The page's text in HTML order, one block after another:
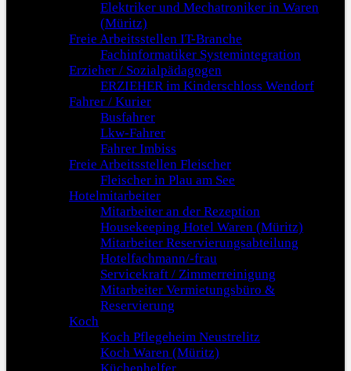
Elektriker und Mechatroniker in Waren
(Müritz)
Freie Arbeitsstellen IT-Branche
Fachinformatiker Systemintegration
Erzieher / Sozialpädagogen
ERZIEHER im Kinderschloss Wendorf
Fahrer / Kurier
Busfahrer
Lkw-Fahrer
Fahrer Imbiss
Freie Arbeitsstellen Fleischer
Fleischer in Plau am See
Hotelmitarbeiter
Mitarbeiter an der Rezeption
Housekeeping Hotel Waren (Müritz)
Mitarbeiter Reservierungsabteilung
Hotelfachmann/-frau
Servicekraft / Zimmerreinigung
Mitarbeiter Vermietungsbüro &
Reservierung
Koch
Koch Pflegeheim Neustrelitz
Koch Waren (Müritz)